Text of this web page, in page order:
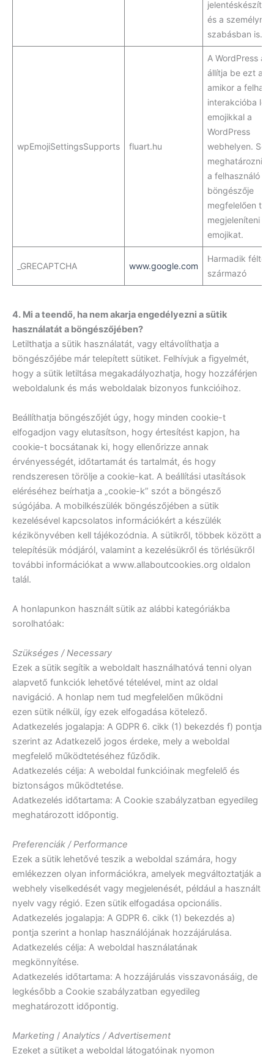
és a személyre
szabásban is.
wpEmojiSettingsSupports fluart.hu
A WordPress
állítja be ezt a
amikor a
interakcióba lép
emojikkal a
WordPress
webhelyen.
meghatározni,
a felhasználó
böngészője
megfelelően
megjeleníteni az
emojikat.
_GRECAPTCHA www.google.com
Harmadik féltől
származó
4. Mi a teendő, ha nem akarja engedélyezni a sütik
használatát a böngészőjében?
Letilthatja a sütik használatát, vagy eltávolíthatja a
böngészőjébe már telepített sütiket. Felhívjuk a figyelmét,
hogy a sütik letiltása megakadályozhatja, hogy hozzáférjen
weboldalunk és más weboldalak bizonyos funkcióihoz.
Beállíthatja böngészőjét úgy, hogy minden cookie-t
elfogadjon vagy elutasítson, hogy értesítést kapjon, ha
cookie-t bocsátanak ki, hogy ellenőrizze annak
érvényességét, időtartamát és tartalmát, és hogy
rendszeresen törölje a cookie-kat. A beállítási utasítások
eléréséhez beírhatja a „cookie-k” szót a böngésző
súgójába. A mobilkészülék böngészőjében a sütik
kezelésével kapcsolatos információkért a készülék
kézikönyvében kell tájékozódnia. A sütikről, többek között a
telepítésük módjáról, valamint a kezelésükről és törlésükről
további információkat a www.allaboutcookies.org oldalon
talál.
A honlapunkon használt sütik az alábbi kategóriákba
sorolhatóak:
Szükséges / Necessary
Ezek a sütik segítik a weboldalt használhatóvá tenni olyan
alapvető funkciók lehetővé tételével, mint az oldal
navigáció. A honlap nem tud megfelelően működni
ezen sütik nélkül, így ezek elfogadása kötelező.
Adatkezelés jogalapja: A GDPR 6. cikk (1) bekezdés f) pontja
szerint az Adatkezelő jogos érdeke, mely a weboldal
megfelelő működtetéséhez fűződik.
Adatkezelés célja: A weboldal funkcióinak megfelelő és
biztonságos működtetése.
Adatkezelés időtartama: A Cookie szabályzatban egyedileg
meghatározott időpontig.
Preferenciák / Performance
Ezek a sütik lehetővé teszik a weboldal számára, hogy
emlékezzen olyan információkra, amelyek megváltoztatják a
webhely viselkedését vagy megjelenését, például a használt
nyelv vagy régió. Ezen sütik elfogadása opcionális.
Adatkezelés jogalapja: A GDPR 6. cikk (1) bekezdés a)
pontja szerint a honlap használójának hozzájárulása.
Adatkezelés célja: A weboldal használatának
megkönnyítése.
Adatkezelés időtartama: A hozzájárulás visszavonásáig, de
legkésőbb a Cookie szabályzatban egyedileg
meghatározott időpontig.
Marketing / Analytics / Advertisement
Ezeket a sütiket a weboldal látogatóinak nyomon